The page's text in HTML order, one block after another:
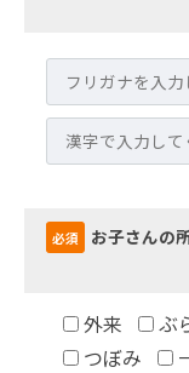
必須 お子さんの
外来 ぶ
つぼみ